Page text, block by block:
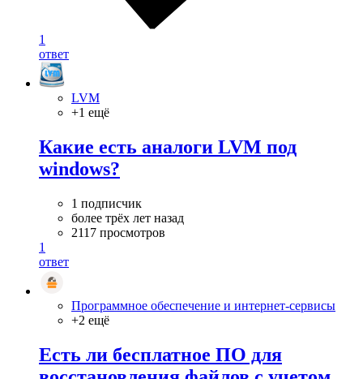
1
ответ
LVM
+1 ещё
Какие есть аналоги LVM под
windows?
1 подписчик
более трёх лет назад
2117 просмотров
1
ответ
Программное обеспечение и интернет-сервисы
+2 ещё
Есть ли бесплатное ПО для